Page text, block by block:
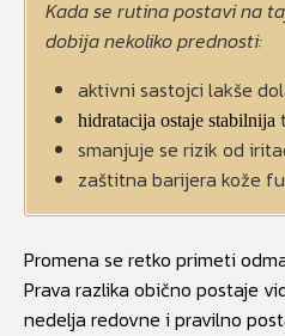
Kada se rutina postavi na
dobija nekoliko prednosti:
aktivni sastojci lakše
hidratacija ostaje stabilnija
smanjuje se rizik od
zaštitna barijera kože
Promena se retko primeti
Prava razlika obično postaje
nedelja redovne i pravilno